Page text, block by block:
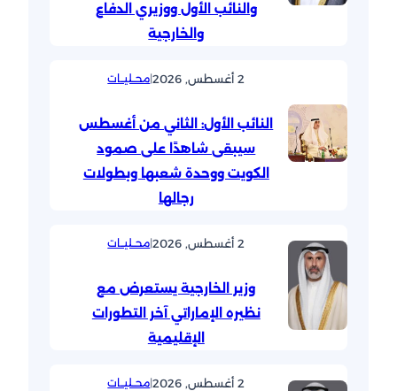
والنائب الأول ووزيري الدفاع
والخارجية
2 أغسطس, 2026 |محــليــات
النائب الأول: الثاني من أغسطس
سيبقى شاهدًا على صمود
الكويت ووحدة شعبها وبطولات
رجالها
2 أغسطس, 2026 |محــليــات
وزير الخارجية يستعرض مع
نظيره الإماراتي آخر التطورات
الإقليمية
2 أغسطس, 2026 |محــليــات